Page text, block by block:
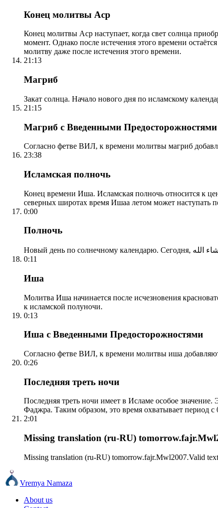
Конец молитвы Аср
Конец молитвы Аср наступает, когда свет солнца
момент. Однако после истечения этого времени
молитву даже после истечения этого времени.
21:13
Магриб
Закат солнца. Начало нового дня по исламскому
21:15
Магриб с Введенными Предосторожностями
Согласно фетве ВИЛ, к времени молитвы магриб
23:38
Исламская полночь
Конец времени Иша. Исламская полночь относится к
северных широтах время Ишаа летом может наступать
0:00
Полночь
0:11
Иша
Молитва Иша начинается после исчезновения
к исламской полуночи.
0:13
Иша с Введенными Предосторожностями
Согласно фетве ВИЛ, к времени молитвы иша
0:26
Последняя треть ночи
Последняя треть ночи имеет в Исламе особое
Фаджра. Таким образом, это время охватывает период
2:01
Missing translation (ru-RU)
Missing translation (ru-RU) tomorrow.fajr.Mwl2007.Valid text
Vremya Namaza
About us